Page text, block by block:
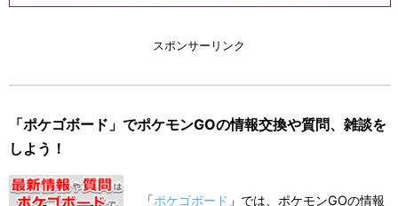
スポンサーリンク
「ポケゴボード」でポケモンGOの情報交換や質問、雑談を
しよう！
「ポケゴボード 」では、ポケモンGOの情報